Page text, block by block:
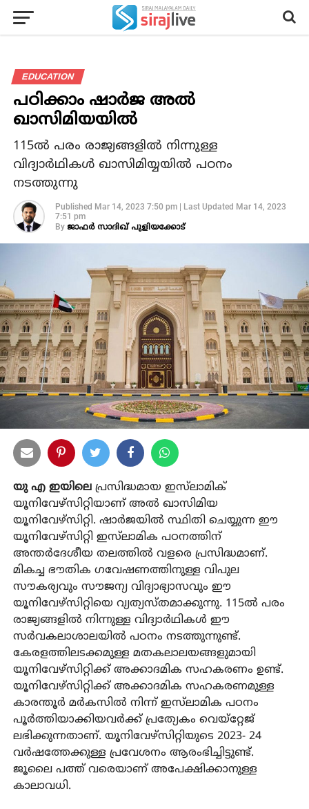
EDUCATION
പഠിക്കാം ഷാർജ അൽ
ഖാസിമിയയിൽ
115ൽ പരം രാജ്യങ്ങളിൽ നിന്നുള്ള
വിദ്യാർഥികൾ ഖാസിമിയ്യയിൽ പഠനം
നടത്തുന്നു
Published Mar 14, 2023 7:50 pm| Last Updated Mar 14, 2023
7:51 pm
By ജാഫർ സാദിഖ് പുളിയക്കോട്
യു എ ഇയിലെപ്രസിദ്ധമായ ഇസ്‌ലാമിക്
യൂനിവേഴ്‌സിറ്റിയാണ് അൽ ഖാസിമിയ
യൂനിവേഴ്‌സിറ്റി. ഷാർജയിൽ സ്ഥിതി ചെയ്യുന്ന ഈ
യൂനിവേഴ്‌സിറ്റി ഇസ്‌ലാമിക പഠനത്തിന്
അന്തർദേശീയ തലത്തിൽ വളരെ പ്രസിദ്ധമാണ്.
മികച്ച ഭൗതിക ഗവേഷണത്തിനുള്ള വിപുല
സൗകര്യവും സൗജന്യ വിദ്യാഭ്യാസവും ഈ
യൂനിവേഴ്‌സിറ്റിയെ വ്യത്യസ്തമാക്കുന്നു. 115ൽ പരം
രാജ്യങ്ങളിൽ നിന്നുള്ള വിദ്യാർഥികൾ ഈ
സർവകലാശാലയിൽ പഠനം നടത്തുന്നുണ്ട്.
കേരളത്തിലടക്കമുള്ള മതകലാലയങ്ങളുമായി
യൂനിവേഴ്‌സിറ്റിക്ക് അക്കാദമിക സഹകരണം ഉണ്ട്.
യൂനിവേഴ്‌സിറ്റിക്ക് അക്കാദമിക സഹകരണമുള്ള
കാരന്തൂർ മർകസിൽ നിന്ന് ഇസ്‌ലാമിക പഠനം
പൂർത്തിയാക്കിയവർക്ക് പ്രത്യേകം വെയ്റ്റേജ്
ലഭിക്കുന്നതാണ്. യൂനിവേഴ്‌സിറ്റിയുടെ 2023- 24
വർഷത്തേക്കുള്ള പ്രവേശനം ആരംഭിച്ചിട്ടുണ്ട്.
ജൂലൈ പത്ത് വരെയാണ് അപേക്ഷിക്കാനുള്ള
കാലാവധി.